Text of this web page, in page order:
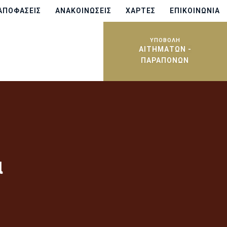
ΑΝΑΚΟΙΝΏΣΕΙΣ ΧΆΡΤΕΣ ΕΠΙΚΟΙΝΩΝΊΑ
ΥΠΟΒΟΛΗ
ΑΙΤΗΜΆΤΩΝ -
ΠΑΡΑΠΌΝΩΝ